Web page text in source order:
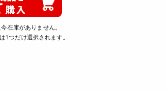
在庫がありません。
1つだけ選択されます。